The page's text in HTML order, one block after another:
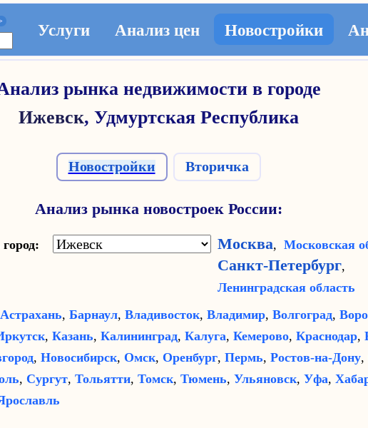
Услуги Анализ цен Новостройки
рынка недвижимости в городе
Ижевск, Удмуртская Республика
Новостройки Вторичка
Анализ рынка новостроек России:
Москва, Московская
Санкт-Петербург,
Ленинградская область
Астрахань, Барнаул, Владивосток, Владимир, Волгоград,
, Казань, Калининград, Калуга, Кемерово, Краснодар,
, Новосибирск, Омск, Оренбург, Пермь, Ростов-на-Дону,
, Сургут, Тольятти, Томск, Тюмень, Ульяновск, Уфа,